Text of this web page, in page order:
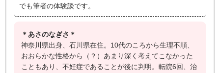
でも筆者の体験談です。
＊あさのなぎさ＊
神奈川県出身、石川県在住。10代のころから生理不順、
おおらかな性格から（？）あまり深く考えてこなかった
こともあり、不妊症であることが後に判明。転院6回、治